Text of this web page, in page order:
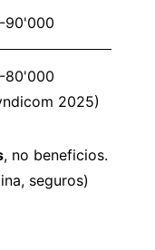
90'000
80'000
2025)
, no beneficios.
seguros)